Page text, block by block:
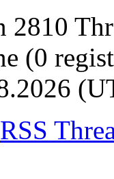
2810
(0
RSS